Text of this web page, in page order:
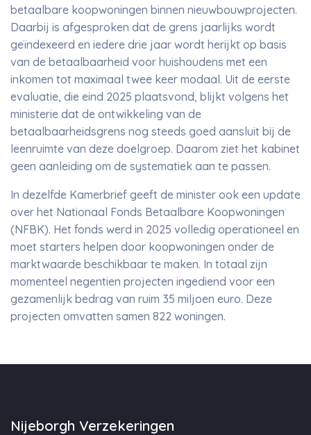
betaalbare koopwoningen binnen nieuwbouwprojecten.
Daarbij is afgesproken dat de grens jaarlijks wordt
geïndexeerd en iedere drie jaar wordt herijkt op basis
van de betaalbaarheid voor huishoudens met een
inkomen tot maximaal twee keer modaal. Uit de eerste
evaluatie, die eind 2025 plaatsvond, blijkt volgens het
ministerie dat de ontwikkeling van de
betaalbaarheidsgrens nog steeds goed aansluit bij de
leenruimte van deze doelgroep. Daarom ziet het kabinet
geen aanleiding om de systematiek aan te passen.
In dezelfde Kamerbrief geeft de minister ook een update
over het Nationaal Fonds Betaalbare Koopwoningen
(NFBK). Het fonds werd in 2025 volledig operationeel en
moet starters helpen door koopwoningen onder de
marktwaarde beschikbaar te maken. In totaal zijn
momenteel negentien projecten ingediend voor een
gezamenlijk bedrag van ruim 35 miljoen euro. Deze
projecten omvatten samen 822 woningen.
Nijeborgh Verzekeringen